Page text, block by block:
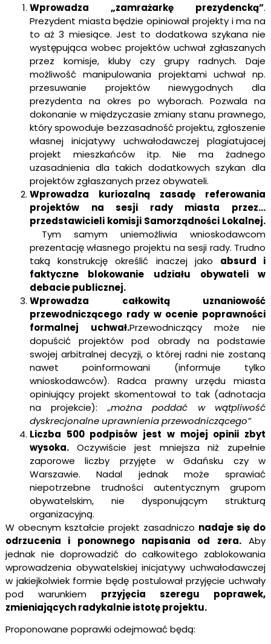
Wprowadza „zamrażarkę prezydencką”.
Prezydent miasta będzie opiniował projekty i ma na
to aż 3 miesiące. Jest to dodatkowa szykana nie
występująca wobec projektów uchwał zgłaszanych
przez komisje, kluby czy grupy radnych. Daje
możliwość manipulowania projektami uchwał np.
przesuwanie projektów niewygodnych dla
prezydenta na okres po wyborach. Pozwala na
dokonanie w międzyczasie zmiany stanu prawnego,
który spowoduje bezzasadność projektu, zgłoszenie
własnej inicjatywy uchwałodawczej plagiatujacej
projekt mieszkańców itp. Nie ma żadnego
uzasadnienia dla takich dodatkowych szykan dla
projektów zgłaszanych przez obywateli.
Wprowadza kuriozalną zasadę referowania
projektów na sesji rady miasta przez…
przedstawicieli komisji Samorządności Lokalnej.
Tym samym uniemożliwia wnioskodawcom
prezentację własnego projektu na sesji rady. Trudno
taką konstrukcję określić inaczej jako absurd i
faktyczne blokowanie udziału obywateli w
debacie publicznej.
Wprowadza całkowitą uznaniowość
przewodniczącego rady w ocenie poprawności
formalnej uchwał.Przewodniczący może nie
dopuścić projektów pod obrady na podstawie
swojej arbitralnej decyzji, o której radni nie zostaną
nawet poinformowani (informuje tylko
wnioskodawców). Radca prawny urzędu miasta
opiniujący projekt skomentował to tak (adnotacja
na projekcie):„można poddać w wątpliwość
dyskrecjonalne uprawnienia przewodniczącego”
Liczba 500 podpisów jest w mojej opinii zbyt
wysoka. Oczywiście jest mniejsza niż zupełnie
zaporowe liczby przyjęte w Gdańsku czy w
Warszawie. Nadal jednak może sprawiać
niepotrzebne trudności autentycznym grupom
obywatelskim, nie dysponującym strukturą
organizacyjną.
W obecnym kształcie projekt zasadniczo nadaje się do
odrzucenia i ponownego napisania od zera.Aby
jednak nie doprowadzić do całkowitego zablokowania
wprowadzenia obywatelskiej inicjatywy uchwałodawczej
w jakiejkolwiek formie będę postulował przyjęcie uchwały
pod warunkiem przyjęcia szeregu poprawek,
zmieniających radykalnie istotę projektu.
Proponowane poprawki odejmować będą: